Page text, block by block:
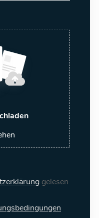
gelesen